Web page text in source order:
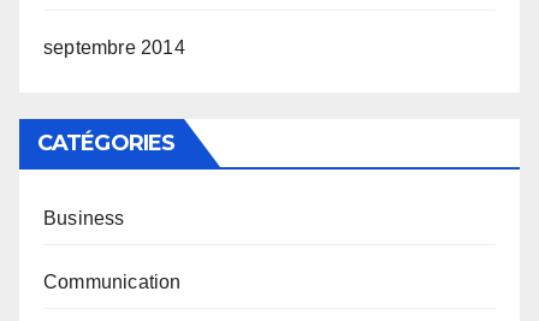
septembre 2014
CATÉGORIES
Business
Communication